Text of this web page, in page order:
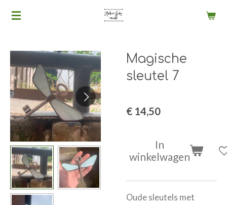
Ga
hoofdinhoud
Magische
sleutel 7
€ 14,50
In
winkelwagen
Oude sleutels met